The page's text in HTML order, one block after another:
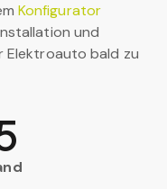
Konfigurator
und
Elektroauto bald zu